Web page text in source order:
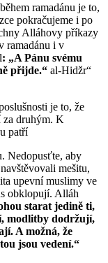
ramadánu je to,
pokračujeme i po
Alláhovy příkazy
ramadánu i v
: „A Pánu svému
přijde.“ al-Hidžr“
je to, že
za druhým. K
patří
Nedopusťte, aby
mešitu,
upevní muslimy ve
obklopují. Alláh
starat jedině ti,
modlitby dodržují,
A možná, že
jsou vedení.“